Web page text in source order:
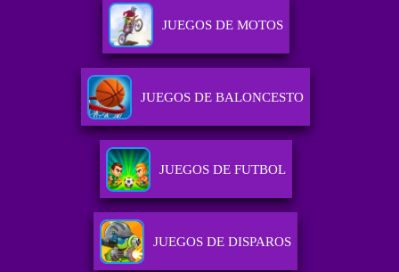
JUEGOS DE MOTOS
JUEGOS DE BALONCESTO
JUEGOS DE FUTBOL
JUEGOS DE DISPAROS